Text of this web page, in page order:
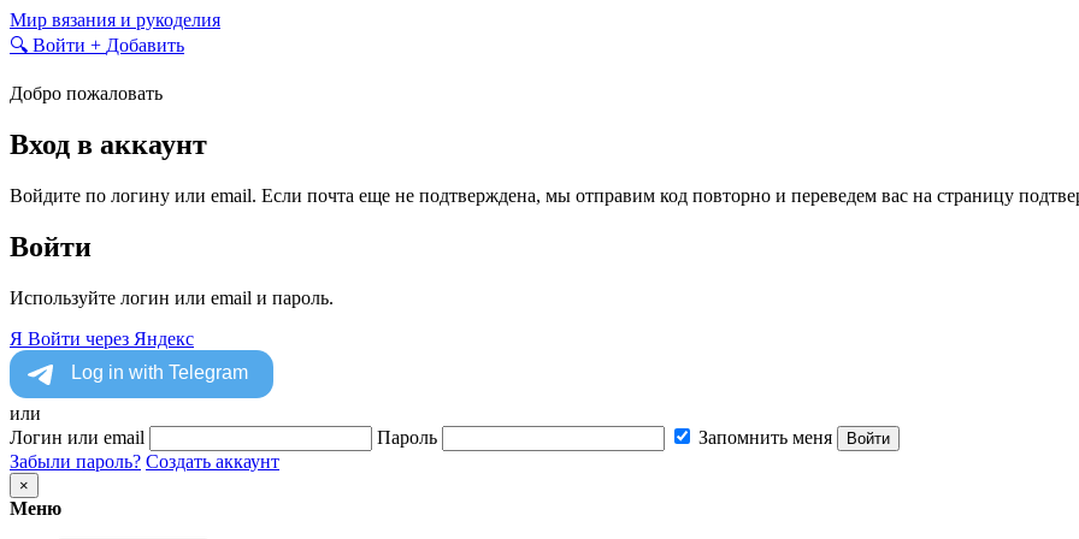
Skip
to
Мир вязания и рукоделия
🔍 Войти + Добавить
Добро пожаловать
Вход в аккаунт
Войдите по логину или email. Если почта еще не подтверждена, мы отправим код повторно и переведем вас на страницу
Войти
Используйте логин или email и пароль.
Я Войти через Яндекс
или
Логин или email
Пароль Запомнить меня Войти
Забыли пароль? Создать аккаунт
×
Меню